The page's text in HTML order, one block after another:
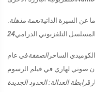
عن السيرة الذاتيةنعمة مذهلة.
التلفزيوني الدرامي
الساخرالصفقةفي عام
صوتي لهاري في فيلم الرسوم
رابطة العدالة: الحدود الجديدة